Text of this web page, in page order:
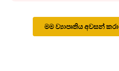
මම ව්‍යාපෘතිය අවසන් කරා